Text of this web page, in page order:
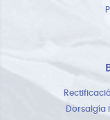
Dorsalgía